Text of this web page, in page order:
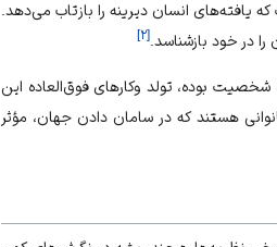
یافته‌های انسان دیرینه را بازتاب می‌دهد.
در خود بازشناسد.[۲]
بوده، تولد وکارهای فوق‌العاده این
هستند که در سامان دادن جهان، مؤثر